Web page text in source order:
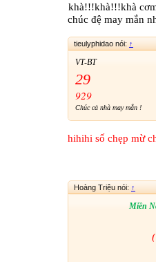
Thân Chúc ACE
khà!!!khà!!!khà
chúc đệ may mắn
tieulyphidao nói: ↑
VT-BT
29
929
Chúc cả nhà may mắn !
hihihi số chẹp mừ
Hoàng Triệu nói: ↑
Miền
(